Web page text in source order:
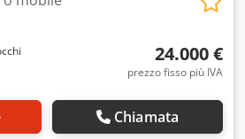
24.000 €
prezzo fisso più IVA
Chiamata